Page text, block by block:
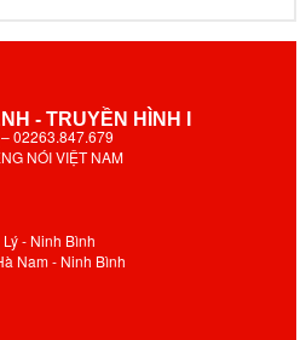
- TRUYỀN HÌNH I
02263.847.679
NÓI VIỆT NAM
- Ninh Bình
Nam - Ninh Bình